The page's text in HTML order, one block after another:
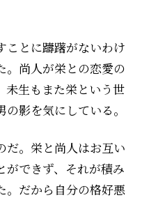
とに躊躇がないわけ
。尚人が栄との恋愛の
未生もまた栄という世
影を気にしている。
。栄と尚人はお互い
ができず、それが積み
。だから自分の格好悪